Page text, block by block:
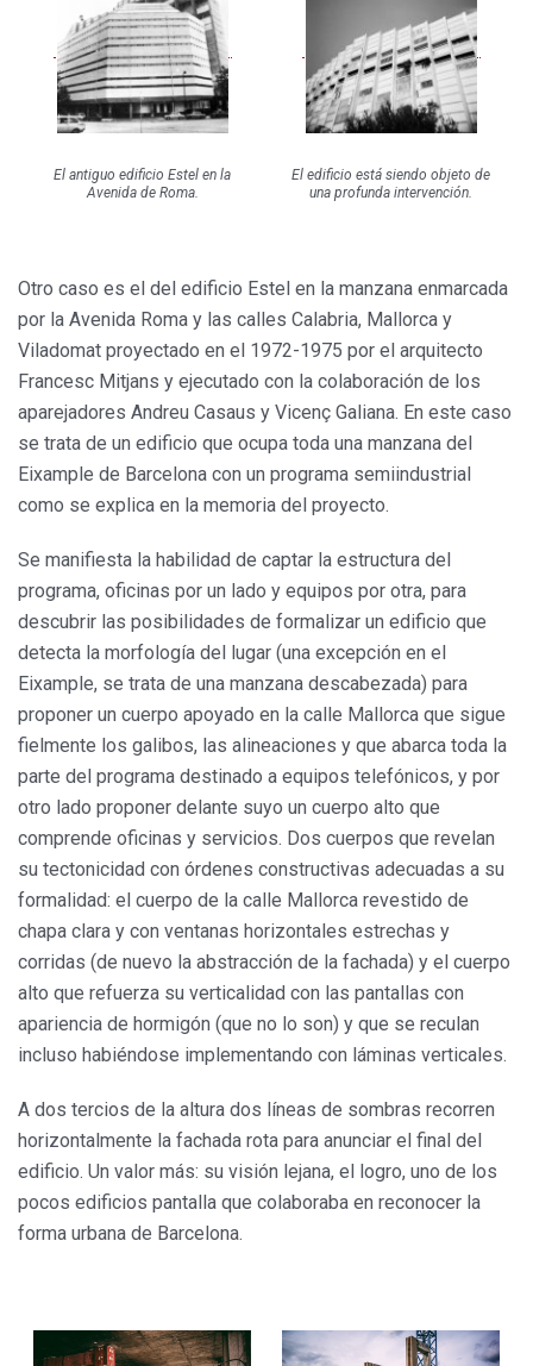
El antiguo edificio Estel en la
Avenida de Roma.
El edificio está siendo objeto de
una profunda intervención.
Otro caso es el del edificio Estel en la manzana enmarcada
por la Avenida Roma y las calles Calabria, Mallorca y
Viladomat proyectado en el 1972-1975 por el arquitecto
Francesc Mitjans y ejecutado con la colaboración de los
aparejadores Andreu Casaus y Vicenç Galiana. En este caso
se trata de un edificio que ocupa toda una manzana del
Eixample de Barcelona con un programa semiindustrial
como se explica en la memoria del proyecto.
Se manifiesta la habilidad de captar la estructura del
programa, oficinas por un lado y equipos por otra, para
descubrir las posibilidades de formalizar un edificio que
detecta la morfología del lugar (una excepción en el
Eixample, se trata de una manzana descabezada) para
proponer un cuerpo apoyado en la calle Mallorca que sigue
fielmente los galibos, las alineaciones y que abarca toda la
parte del programa destinado a equipos telefónicos, y por
otro lado proponer delante suyo un cuerpo alto que
comprende oficinas y servicios. Dos cuerpos que revelan
su tectonicidad con órdenes constructivas adecuadas a su
formalidad: el cuerpo de la calle Mallorca revestido de
chapa clara y con ventanas horizontales estrechas y
corridas (de nuevo la abstracción de la fachada) y el cuerpo
alto que refuerza su verticalidad con las pantallas con
apariencia de hormigón (que no lo son) y que se reculan
incluso habiéndose implementando con láminas verticales.
A dos tercios de la altura dos líneas de sombras recorren
horizontalmente la fachada rota para anunciar el final del
edificio. Un valor más: su visión lejana, el logro, uno de los
pocos edificios pantalla que colaboraba en reconocer la
forma urbana de Barcelona.